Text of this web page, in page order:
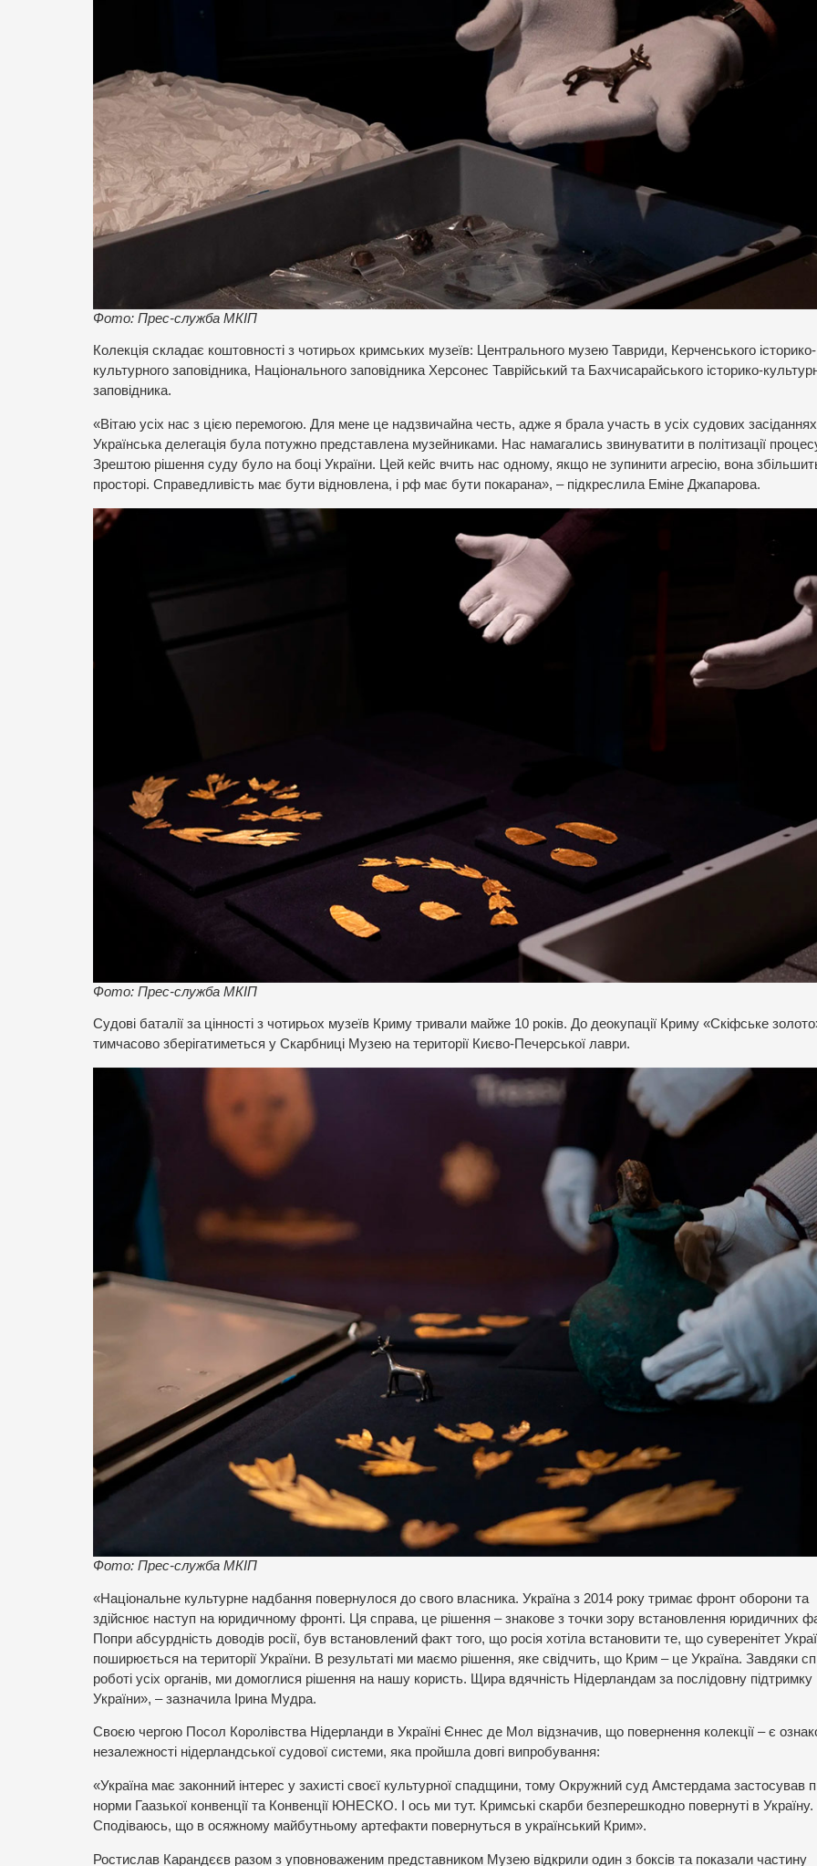
Фото: Прес-служба МКІП
Колекція складає коштовності з чотирьох кримських музеїв: Центрального музею Тавриди, Керченського історико-
культурного заповідника, Національного заповідника Херсонес Таврійський та Бахчисарайського історико-
заповідника.
«Вітаю усіх нас з цією перемогою. Для мене це надзвичайна честь, адже я брала участь в усіх судових
Українська делегація була потужно представлена музейниками. Нас намагались звинуватити в політизації
Зрештою рішення суду було на боці України. Цей кейс вчить нас одному, якщо не зупинити агресію, вона
просторі. Справедливість має бути відновлена, і рф має бути покарана», – підкреслила Еміне Джапарова.
Фото: Прес-служба МКІП
Судові баталії за цінності з чотирьох музеїв Криму тривали майже 10 років. До деокупації Криму «Скіфське
тимчасово зберігатиметься у Скарбниці Музею на території Києво-Печерської лаври.
Фото: Прес-служба МКІП
«Національне культурне надбання повернулося до свого власника. Україна з 2014 року тримає фронт оборони та
здійснює наступ на юридичному фронті. Ця справа, це рішення – знакове з точки зору встановлення юридичних
Попри абсурдність доводів росії, був встановлений факт того, що росія хотіла встановити те, що суверенітет
поширюється на території України. В результаті ми маємо рішення, яке свідчить, що Крим – це Україна. Завдяки
роботі усіх органів, ми домоглися рішення на нашу користь. Щира вдячність Нідерландам за послідовну підтримку
України», – зазначила Ірина Мудра.
Своєю чергою Посол Королівства Нідерланди в Україні Єннес де Мол відзначив, що повернення колекції – є
незалежності нідерландської судової системи, яка пройшла довгі випробування:
«Україна має законний інтерес у захисті своєї культурної спадщини, тому Окружний суд Амстердама застосував
норми Гаазької конвенції та Конвенції ЮНЕСКО. І ось ми тут. Кримські скарби безперешкодно повернуті в Україну.
Сподіваюсь, що в осяжному майбутньому артефакти повернуться в український Крим».
Ростислав Карандєєв разом з уповноваженим представником Музею відкрили один з боксів та показали частину